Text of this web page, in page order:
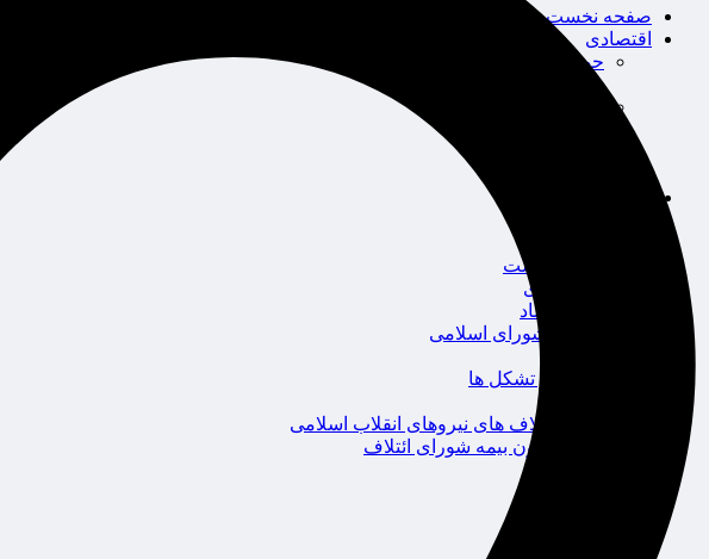
صفحه نخست
اقتصادی
حوزه بیمه
محیط زیست
گردشگری
سیاست و اقتصاد
مجلس شورای اسلامی
احزاب و تشکل ها
ائتلاف های نیروهای انقلاب اسلامی
کانون بیمه شورای ائتلاف